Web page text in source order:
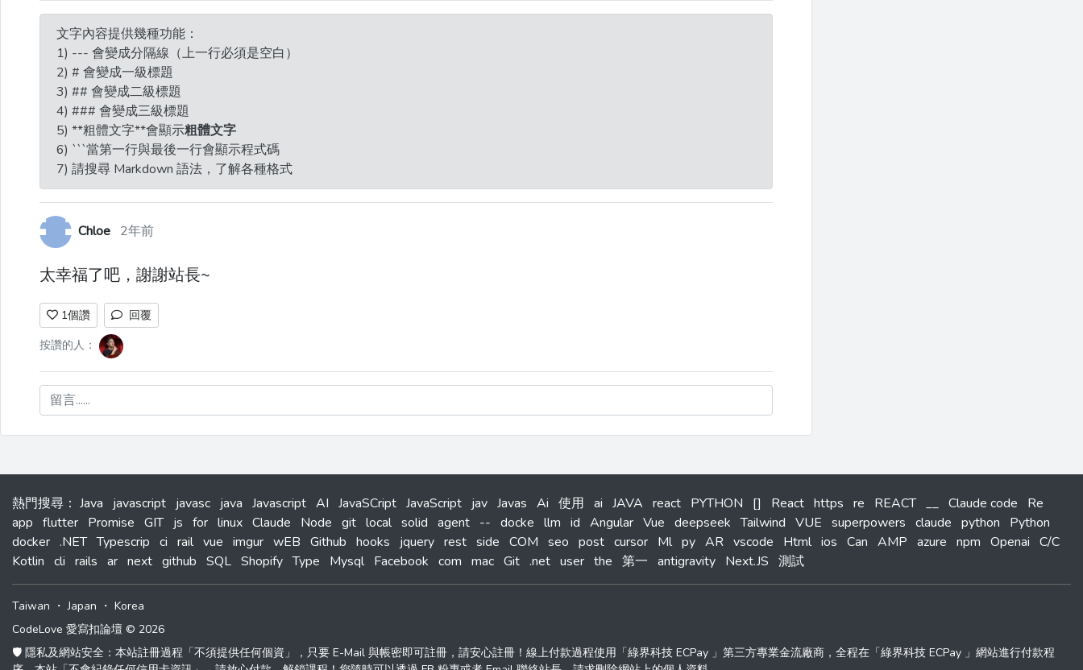
文字內容提供幾種功能：
1) --- 會變成分隔線（上一行必須是空白）
2) # 會變成一級標題
3) ## 會變成二級標題
4) ### 會變成三級標題
5) **粗體文字**會顯示粗體文字
6) ```當第一行與最後一行會顯示程式碼
7) 請搜尋 Markdown 語法，了解各種格式
Chloe 2年前
太幸福了吧，謝謝站長~
1個讚
回覆
按讚的人：
留言......
熱門搜尋 ： Java javascript javasc java Javascript AI JavaSCript JavaScript jav Javas Ai 使用 ai JAVA react PYTHON [] React https re REACT __ Claude code
Re
app flutter Promise GIT js for linux Claude Node git local solid agent -- docke llm id Angular Vue deepseek Tailwind VUE superpowers claude python
Python
docker .NET Typescrip ci rail vue imgur wEB Github hooks jquery rest side COM seo post cursor Ml py AR vscode Html ios Can AMP azure npm Openai C/C
Kotlin cli rails ar next github SQL Shopify Type Mysql Facebook com mac Git .net user the 第一 antigravity Next.JS 測試
Taiwan ・Japan ・ Korea
CodeLove 愛寫扣論壇 © 2026
🛡️ 隱私及網站安全：本站註冊過程「不須提供任何個資」，只要 E-Mail 與帳密即可註冊，請安心註冊！線上付款過程使用「綠界科技 ECPay 」第三方專業金流廠商，全程在「綠界科技 ECPay 」網站進行付款程